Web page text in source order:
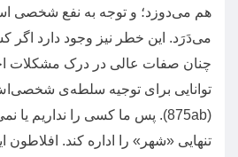
هم می‌دوزد؛ و توجه به نفع شخصی
می‌دَرَد. این خطر نیز وجود دارد
چنان صفات عالی در درک مشکلات
توانایی برای توجیه سلطه‌ی
(875ab).
پس ما کسی را نداریم یا
تنهایی «شهر » را اداره کند. افلاطون